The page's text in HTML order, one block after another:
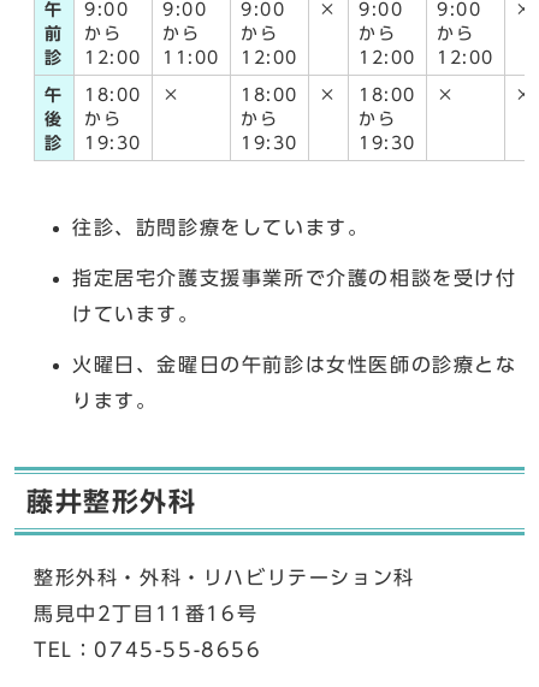
午
前
診
9:00
から
12:00
9:00
から
11:00
9:00
から
12:00
×
9:00
から
12:00
9:00
から
12:00
×
午
後
診
18:00
から
19:30
×
18:00
から
19:30
×
18:00
から
19:30
× ×
往診、訪問診療をしています。
指定居宅介護支援事業所で介護の相談を受け付
けています。
火曜日、金曜日の午前診は女性医師の診療とな
ります。
藤井整形外科
整形外科・外科・リハビリテーション科
馬見中2丁目11番16号
TEL：0745-55-8656